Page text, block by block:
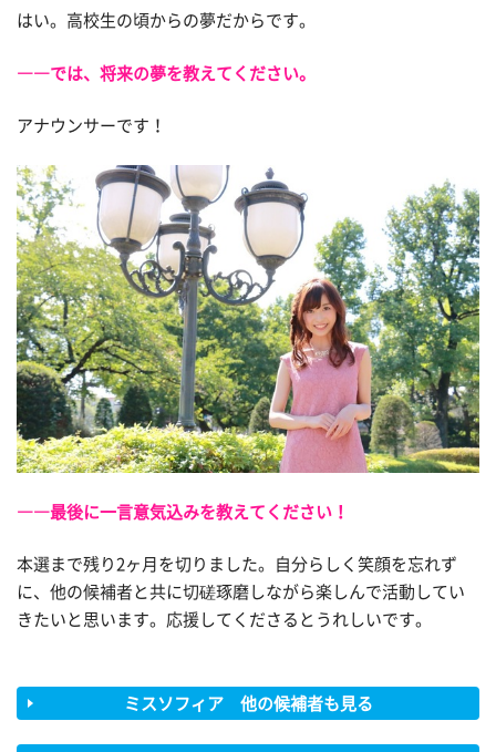
はい。高校生の頃からの夢だからです。
――では、将来の夢を教えてください。
アナウンサーです！
――最後に一言意気込みを教えてください！
本選まで残り2ヶ月を切りました。自分らしく笑顔を忘れず
に、他の候補者と共に切磋琢磨しながら楽しんで活動してい
きたいと思います。応援してくださるとうれしいです。
ミスソフィア 他の候補者も見る